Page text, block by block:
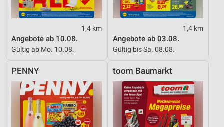
1,4 km
Angebote ab 10.08.
Gültig ab Mo. 10.08.
1,4 km
Angebote ab 03.08.
Gültig bis Sa. 08.08.
PENNY toom Baumarkt